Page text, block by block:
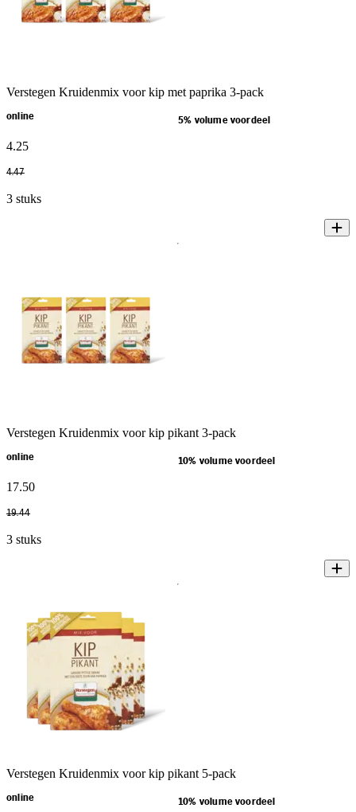
Verstegen Kruidenmix voor kip met paprika 3-pack
online 5% volume voordeel
4.25
4.47
3 stuks
Verstegen Kruidenmix voor kip pikant 3-pack
online 10% volume voordeel
17.50
19.44
3 stuks
Verstegen Kruidenmix voor kip pikant 5-pack
online 10% volume voordeel